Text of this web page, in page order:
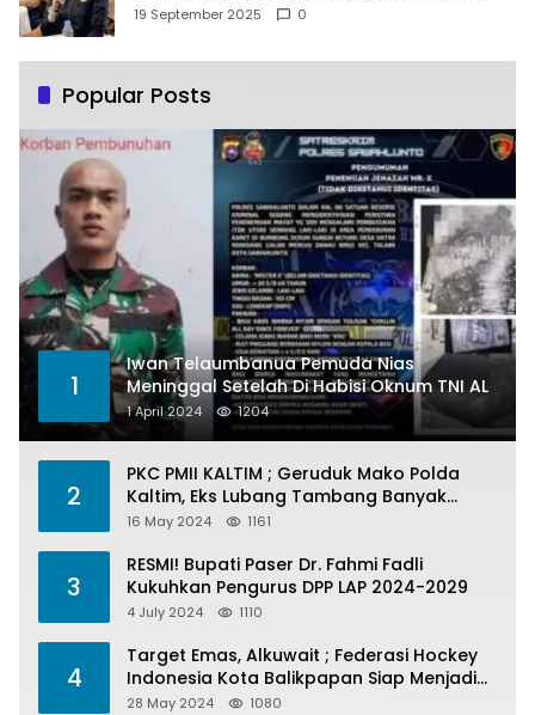
Pemberdayaan Perempuan
19 September 2025 0
Popular Posts
1
Iwan Telaumbanua Pemuda Nias
Meninggal Setelah Di Habisi Oknum TNI AL
1 April 2024 1204
2
PKC PMII KALTIM ; Geruduk Mako Polda
Kaltim, Eks Lubang Tambang Banyak
Menelan Korban
16 May 2024 1161
3
RESMI! Bupati Paser Dr. Fahmi Fadli
Kukuhkan Pengurus DPP LAP 2024-2029
4 July 2024 1110
4
Target Emas, Alkuwait ; Federasi Hockey
Indonesia Kota Balikpapan Siap Menjadi
Barometer Prestasi Di Kaltim
28 May 2024 1080